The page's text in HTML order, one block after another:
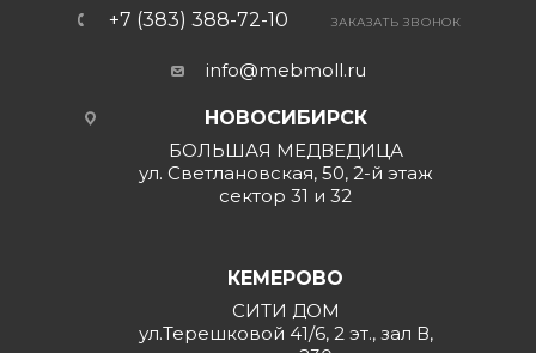
+7 (383) 388-72-10 ЗАКАЗАТЬ ЗВОНОК
info@mebmoll.ru
НОВОСИБИРСК
БОЛЬШАЯ МЕДВЕДИЦА
ул. Светлановская, 50, 2-й этаж
сектор 31 и 32
КЕМЕРОВО
СИТИ ДОМ
ул.Терешковой 41/6, 2 эт., зал В,